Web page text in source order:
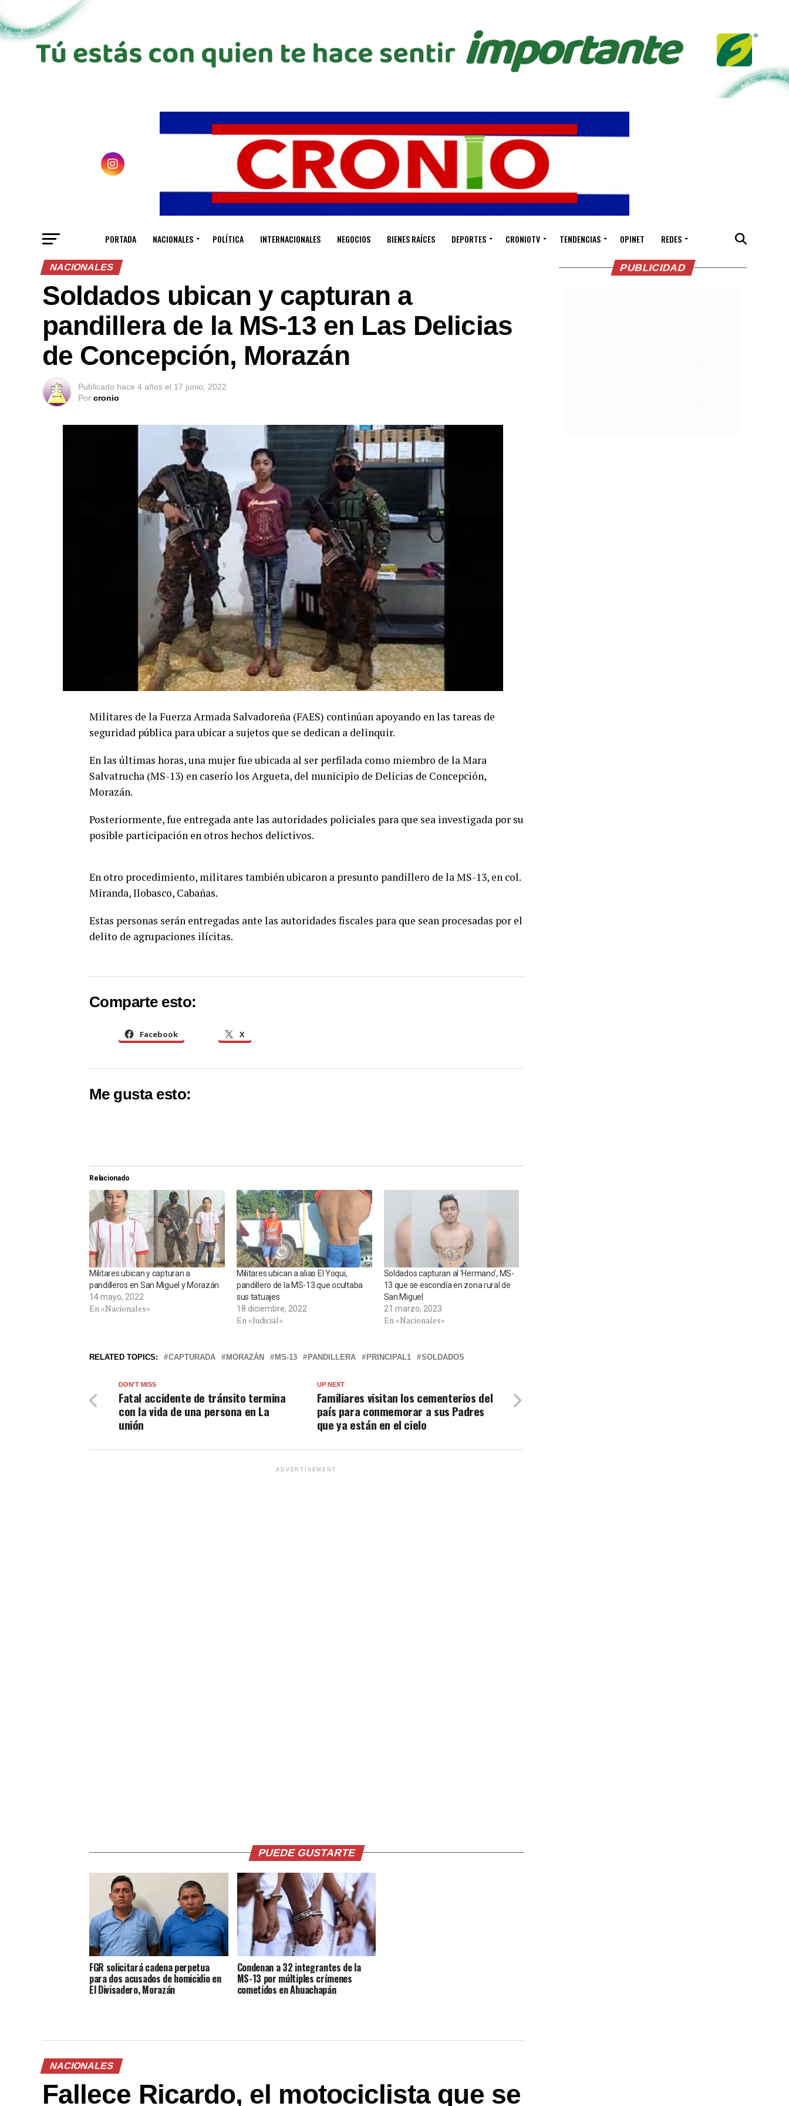
PORTADA NACIONALES POLÍTICA INTERNACIONALES NEGOCIOS BIENES RAÍCES DEPORTES CRONIOTV TENDENCIAS OPINET REDES
NACIONALES
Soldados ubican y capturan a
pandillera de la MS-13 en Las Delicias
de Concepción, Morazán
Publicado hace 4 años el 17 junio, 2022
Por cronio
Militares de la Fuerza Armada Salvadoreña (FAES) continúan apoyando en las tareas de
seguridad pública para ubicar a sujetos que se dedican a delinquir.
En las últimas horas, una mujer fue ubicada al ser perfilada como miembro de la Mara
Salvatrucha (MS-13) en caserío los Argueta, del municipio de Delicias de Concepción,
Morazán.
Posteriormente, fue entregada ante las autoridades policiales para que sea investigada por su
posible participación en otros hechos delictivos.
En otro procedimiento, militares también ubicaron a presunto pandillero de la MS-13, en col.
Miranda, Ilobasco, Cabañas.
Estas personas serán entregadas ante las autoridades fiscales para que sean procesadas por el
delito de agrupaciones ilícitas.
Comparte esto:
Facebook X
Me gusta esto:
Relacionado
Militares ubican y capturan a
pandilleros en San Miguel y Morazán
14 mayo, 2022
En «Nacionales»
Militares ubican a alias El Yoqui,
pandillero de la MS-13 que ocultaba
sus tatuajes
18 diciembre, 2022
En «Judicial»
Soldados capturan al ‘Hermano’, MS-
13 que se escondía en zona rural de
San Miguel
21 marzo, 2023
En «Nacionales»
RELATED TOPICS: CAPTURADA MORAZÁN MS-13 PANDILLERA PRINCIPAL1 SOLDADOS
UP NEXT
Familiares visitan los cementerios del
país para conmemorar a sus Padres
que ya están en el cielo
DON'T MISS
Fatal accidente de tránsito termina
con la vida de una persona en La
unión
ADVERTISEMENT
PUEDE GUSTARTE
FGR solicitará cadena perpetua
para dos acusados de homicidio en
El Divisadero, Morazán
Condenan a 32 integrantes de la
MS-13 por múltiples crímenes
cometidos en Ahuachapán
NACIONALES
Fallece Ricardo, el motociclista que se
PUBLICIDAD